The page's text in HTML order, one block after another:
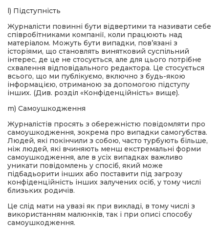
l) Підступність
Журналісти повинні бути відвертими та називати себе
співробітниками компанії, коли працюють над
матеріалом. Можуть бути випадки, пов’язані з
історіями, що становлять винятковий суспільний
інтерес, де це не стосується, але для цього потрібне
схвалення відповідального редактора. Це стосується
всього, що ми публікуємо, включно з будь-якою
інформацією, отриманою за допомогою підступу
інших. (Див. розділ «Конфіденційність» вище).
m) Самоушкодження
Журналістів просять з обережністю повідомляти про
самоушкодження, зокрема про випадки самогубства.
Людей, які покінчили з собою, часто турбують більше,
ніж людей, які вчиняють менш екстремальні форми
самоушкодження, але в усіх випадках важливо
уникати повідомлень у спосіб, який може
підбадьорити інших або поставити під загрозу
конфіденційність інших залучених осіб, у тому числі
близьких родичів.
Це слід мати на увазі як при викладі, в тому числі з
використанням малюнків, так і при описі способу
самоушкодження.